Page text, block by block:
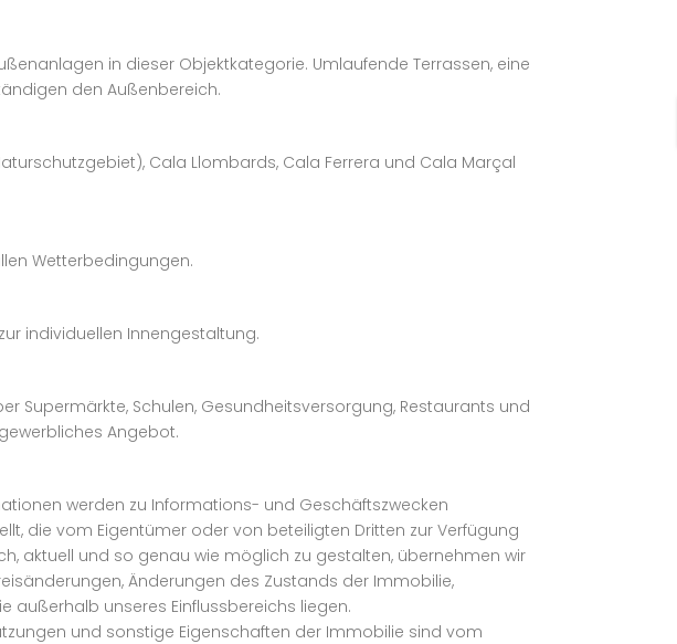
in dieser Objektkategorie. Umlaufende Terrassen, eine
den Außenbereich.
Cala Llombards, Cala Ferrera und Cala Marçal
Wetterbedingungen.
individuellen Innengestaltung.
Supermärkte, Schulen, Gesundheitsversorgung, Restaurants und
Angebot.
werden zu Informations- und Geschäftszwecken
die vom Eigentümer oder von beteiligten Dritten zur Verfügung
aktuell und so genau wie möglich zu gestalten, übernehmen wir
Änderungen des Zustands der Immobilie,
außerhalb unseres Einflussbereichs liegen.
und sonstige Eigenschaften der Immobilie sind vom